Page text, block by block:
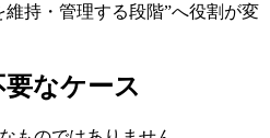
持・管理する段階”へ役割が変
なケース